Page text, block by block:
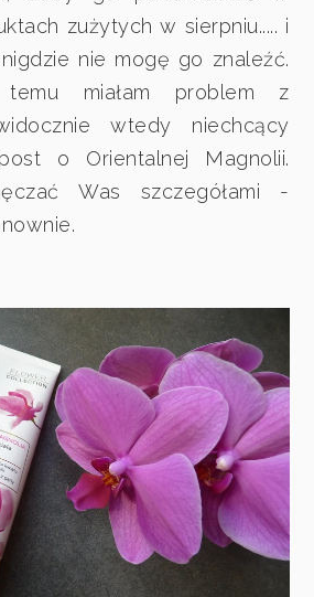
zużytych w sierpniu..... i
nie mogę go znaleźć.
miałam problem z
wtedy niechcący
o Orientalnej Magnolii.
Was szczegółami -